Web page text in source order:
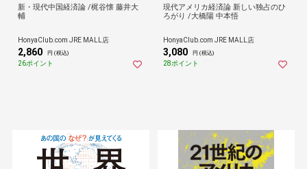
新・現代中国経済論 /梶谷懐 藤井大
輔
HonyaClub.com JRE MALL店
2,860 円 (税込)
26ポイント
現代アメリカ経済論 新しい独占のひ
ろがり /大橋陽 中本悟
HonyaClub.com JRE MALL店
3,080 円 (税込)
28ポイント